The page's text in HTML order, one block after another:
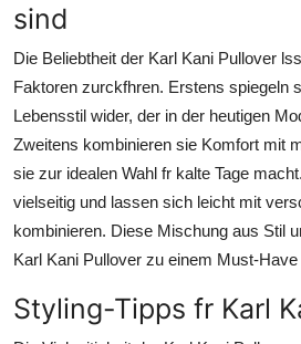
sind
Die Beliebtheit der Karl Kani Pullover
Faktoren zurckfhren. Erstens spiegeln
Lebensstil wider, der in der heutigen
Zweitens kombinieren sie Komfort mit
sie zur idealen Wahl fr kalte Tage
vielseitig und lassen sich leicht mit
kombinieren. Diese Mischung aus Stil
Karl Kani Pullover zu einem Must-
Styling-Tipps fr Karl